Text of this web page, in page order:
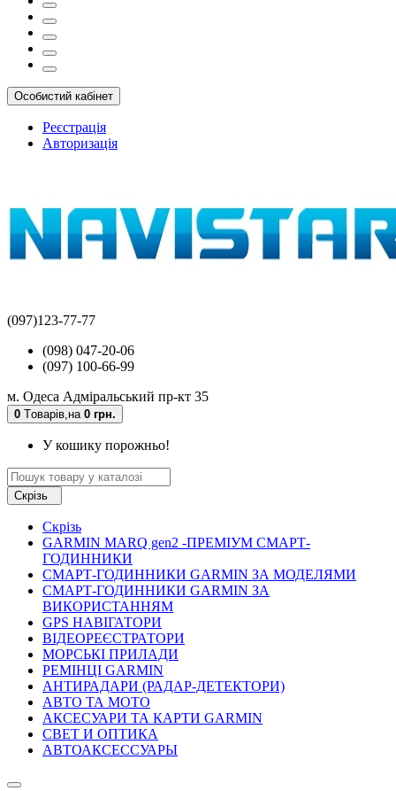
Особистий кабінет
Реєстрація
Авторизація
(097)123-77-77
(098) 047-20-06
(097) 100-66-99
м. Одеса Адміральський пр-кт 35
0 Tоварів,на 0 грн.
У кошику порожньо!
Скрізь
Скрізь
GARMIN MARQ gen2 -ПРЕМІУМ СМАРТ-
ГОДИННИКИ
СМАРТ-ГОДИННИКИ GARMIN ЗА МОДЕЛЯМИ
СМАРТ-ГОДИННИКИ GARMIN ЗА
ВИКОРИСТАННЯМ
GPS НАВІГАТОРИ
ВІДЕОРЕЄСТРАТОРИ
МОРСЬКІ ПРИЛАДИ
РЕМІНЦІ GARMIN
АНТИРАДАРИ (РАДАР-ДЕТЕКТОРИ)
АВТО ТА МОТО
АКСЕСУАРИ ТА КАРТИ GARMIN
СВЕТ И ОПТИКА
АВТОАКСЕССУАРЫ